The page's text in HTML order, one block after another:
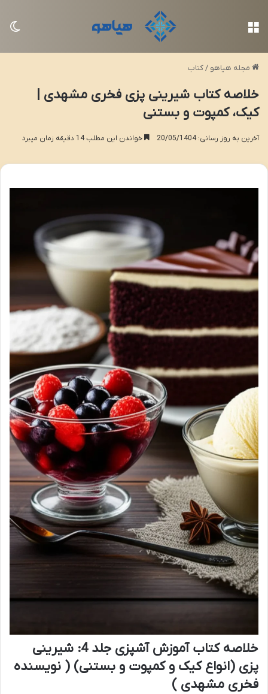
مجله هیاهو /کتاب
خلاصه کتاب شیرینی پزی فخری مشهدی |
کیک، کمپوت و بستنی
آخرین به روز رسانی: 20/05/1404 خواندن این مطلب 14 دقیقه زمان میبرد
خلاصه کتاب آموزش آشپزی جلد 4: شیرینی
پزی (انواع کیک و کمپوت و بستنی) ( نویسنده
فخری مشهدی )